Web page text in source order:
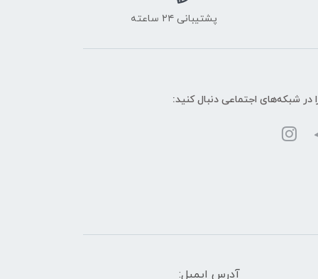
پشتیبانی ۲۴ ساعته
در شبکه‌های اجتماعی دنبال کنید:
آدرس ایمیل: